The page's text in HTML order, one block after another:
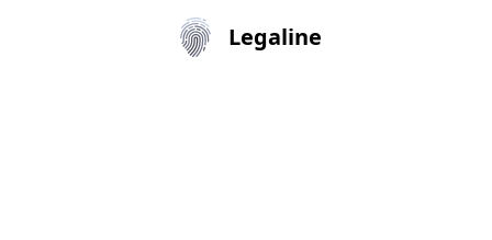
Legaline